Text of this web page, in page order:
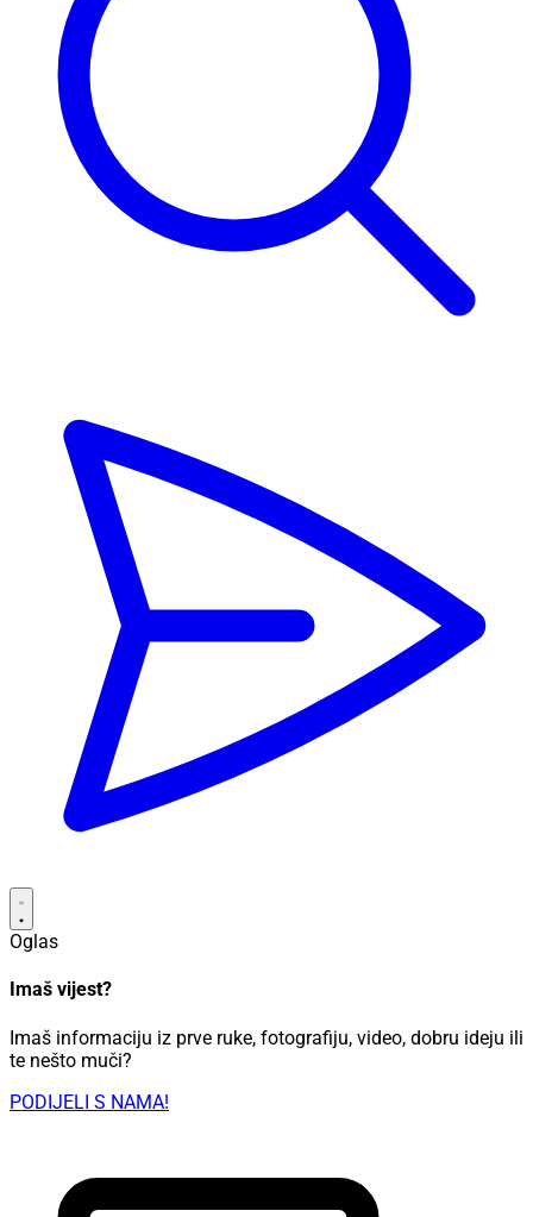
Oglas
Imaš vijest?
Imaš informaciju iz prve ruke, fotografiju, video, dobru ideju ili
te nešto muči?
PODIJELI S NAMA!